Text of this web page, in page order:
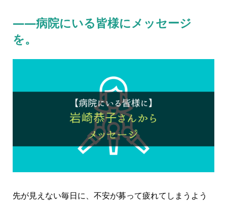
――病院にいる皆様にメッセージ
を。
先が見えない毎日に、不安が募って疲れてしまうよう